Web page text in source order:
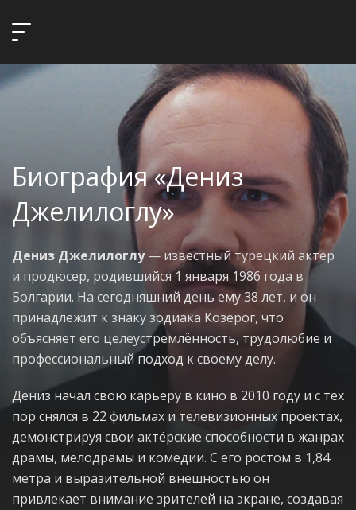
Биография «Дениз
Джелилоглу»
Дениз Джелилоглу— известный турецкий актёр
и продюсер, родившийся 1 января 1986 года в
Болгарии. На сегодняшний день ему 38 лет, и он
принадлежит к знаку зодиака Козерог, что
объясняет его целеустремлённость, трудолюбие и
профессиональный подход к своему делу.
Дениз начал свою карьеру в кино в 2010 году и с тех
пор снялся в 22 фильмах и телевизионных проектах,
демонстрируя свои актёрские способности в жанрах
драмы, мелодрамы и комедии. С его ростом в 1,84
метра и выразительной внешностью он
привлекает внимание зрителей на экране, создавая